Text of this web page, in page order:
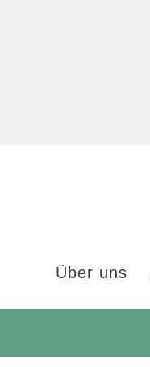
Über uns